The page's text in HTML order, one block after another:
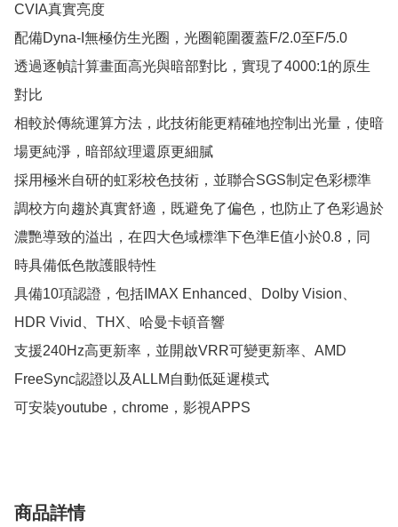
CVIA真實亮度
配備Dyna-I無極仿生光圈，光圈範圍覆蓋F/2.0至F/5.0
透過逐幀計算畫面高光與暗部對比，實現了4000:1的原生
對比
相較於傳統運算方法，此技術能更精確地控制出光量，使暗
場更純淨，暗部紋理還原更細膩
採用極米自研的虹彩校色技術，並聯合SGS制定色彩標準
調校方向趨於真實舒適，既避免了偏色，也防止了色彩過於
濃艷導致的溢出，在四大色域標準下色準E值小於0.8，同
時具備低色散護眼特性
具備10項認證，包括IMAX Enhanced、Dolby Vision、
HDR Vivid、THX、哈曼卡頓音響
支援240Hz高更新率，並開啟VRR可變更新率、AMD
FreeSync認證以及ALLM自動低延遲模式
可安裝youtube，chrome，影視APPS
商品詳情